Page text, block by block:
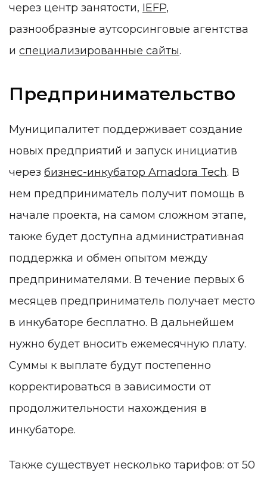
через центр занятости, IEFP,
разнообразные аутсорсинговые агентства
и специализированные сайты.
Предпринимательство
Муниципалитет поддерживает создание
новых предприятий и запуск инициатив
через бизнес-инкубатор Amadora Tech. В
нем предприниматель получит помощь в
начале проекта, на самом сложном этапе,
также будет доступна административная
поддержка и обмен опытом между
предпринимателями. В течение первых 6
месяцев предприниматель получает место
в инкубаторе бесплатно. В дальнейшем
нужно будет вносить ежемесячную плату.
Суммы к выплате будут постепенно
корректироваться в зависимости от
продолжительности нахождения в
инкубаторе.
Также существует несколько тарифов: от 50